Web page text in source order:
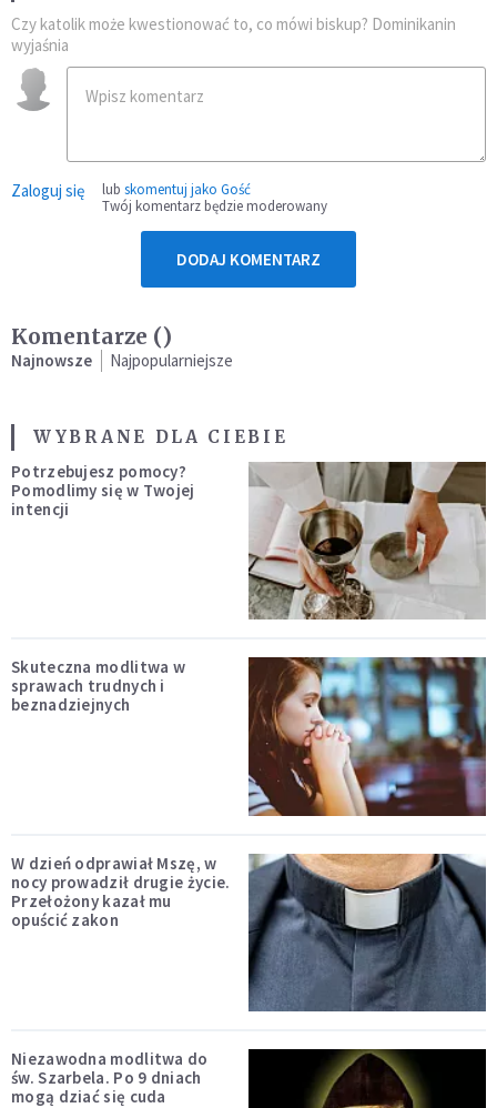
Czy katolik może kwestionować to, co mówi biskup? Dominikanin
wyjaśnia
Zaloguj się lub skomentuj jako Gość
Twój komentarz będzie moderowany
DODAJ KOMENTARZ
Komentarze ()
Najnowsze Najpopularniejsze
WYBRANE DLA CIEBIE
Potrzebujesz pomocy?
Pomodlimy się w Twojej
intencji
Skuteczna modlitwa w
sprawach trudnych i
beznadziejnych
W dzień odprawiał Mszę, w
nocy prowadził drugie życie.
Przełożony kazał mu
opuścić zakon
Niezawodna modlitwa do
św. Szarbela. Po 9 dniach
mogą dziać się cuda